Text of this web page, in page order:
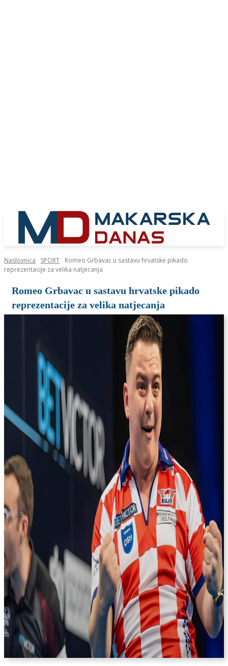
Naslovnica SPORT
Romeo Grbavac u sastavu hrvatske pikado
reprezentacije za velika natjecanja
Romeo Grbavac u sastavu hrvatske pikado
reprezentacije za velika natjecanja